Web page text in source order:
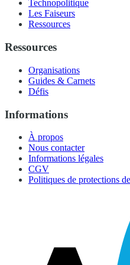
Technopolitique
Les Faiseurs
Ressources
Ressources
Organisations
Guides & Carnets
Défis
Informations
À propos
Nous contacter
Informations légales
CGV
Politiques de protections